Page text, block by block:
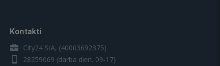
Kontakti
City24 SIA, (40003692375)
28259069 (darba dien. 09-17)